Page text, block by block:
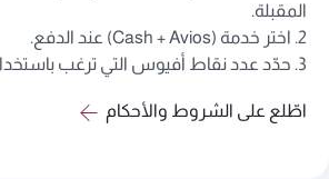
المقبلة.
2. اختر خدمة (Cash + Avios) عند الدفع.
3. حدّد عدد نقاط أفيوس التي ترغب باستخدامها.
اطّلع على الشروط والأحكام